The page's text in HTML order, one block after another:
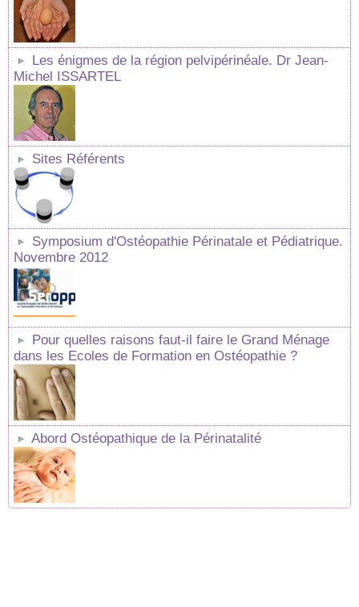
Les énigmes de la région pelvipérinéale. Dr Jean-
Michel ISSARTEL
Sites Référents
Symposium d'Ostéopathie Périnatale et Pédiatrique.
Novembre 2012
Pour quelles raisons faut-il faire le Grand Ménage
dans les Ecoles de Formation en Ostéopathie ?
Abord Ostéopathique de la Périnatalité